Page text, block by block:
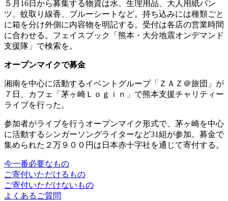
５月16日から募集する物資は水、生理用品、大人用紙パン
ツ、蚊取り線香、ブルーシートなど。持ち込みには種類ごと
に箱を分け外側に内容物を明記する。受付は各店の営業時間
に合わせる。フェイスブック「熊本・大分地震オンデマンド
支援隊」で検索を。
オープンマイクで募金
湘南を中心に活動するイベントグループ「ＺＡＺ＠旅団」が
７日、カフェ「茅ヶ崎Ｌｏｇｉｎ」で熊本支援チャリティー
ライブを行った。
参加者がライブを行うオープンマイク形式で、茅ヶ崎を中心
に活動するシンガーソングライターなど31組が参加。募金で
集められた２万９００円は日本赤十字社を通じて寄付する。
今一番必要なもの
ご寄付いただけるもの
ご寄付いただけないもの
よくあるご質問